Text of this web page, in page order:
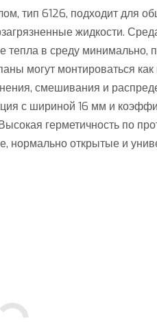
тип 6126, подходит для
жидкости.
в среду минимально,
могут монтироваться
смешивания и
с шириной 16 мм и
герметичность по
нормально открытые и